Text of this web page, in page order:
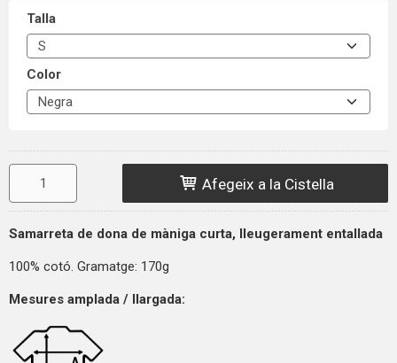
Talla
Color
Afegeix a la Cistella
Samarreta de dona de màniga curta, lleugerament entallada
100% cotó. Gramatge: 170g
Mesures amplada / llargada: